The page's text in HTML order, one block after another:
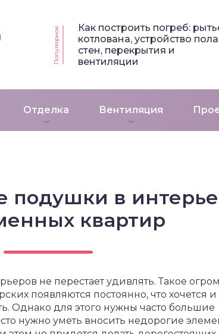
Популярное
Как построить погреб:
котлована, устройство
стен, перекрытия и
вентиляции
Отделка Вентиляция
подушки в
квартир
не перестает удивлять. Такое
появляются постоянно, что хочется и
Однако для этого нужны часто большие
нужно уметь вносить недорогие